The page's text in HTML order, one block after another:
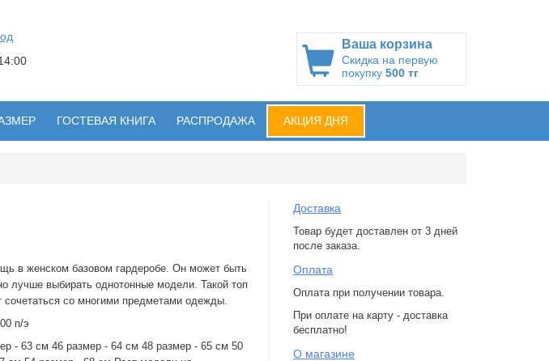
Ваша корзина
Скидка на первую
покупку 500 тг
ГОСТЕВАЯ КНИГА РАСПРОДАЖА АКЦИЯ ДНЯ
в женском базовом гардеробе. Он может быть
лучше выбирать однотонные модели. Такой топ
со многими предметами одежды.
п/э
- 63 см 46 размер - 64 см 48 размер - 65 см 50
Доставка
Товар будет доставлен от 3 дней
после заказа.
Оплата
Оплата при получении товара.
При оплате на карту - доставка
бесплатно!
О магазине